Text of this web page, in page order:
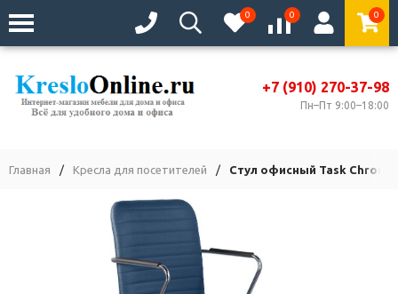
0 0 0
+7 (910) 270-37-98
Пн–Пт 9:00–18:00
Главная / Кресла для посетителей / Стул офисный Task